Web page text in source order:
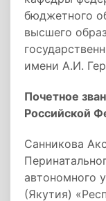
бюджетного
высшего
имени А.И.
Почетное
Российской
Санникова
автономного
(Якутия)